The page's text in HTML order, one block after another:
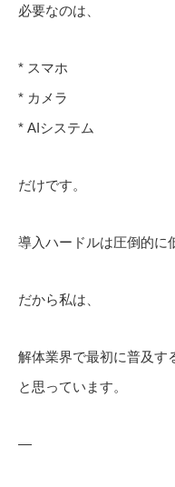
必要なのは、
* スマホ
* カメラ
* AIシステム
だけです。
導入ハードルは圧倒的に
だから私は、
解体業界で最初に普及す
と思っています。
—